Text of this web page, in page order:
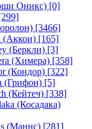
Оникс) [0]
[3466]
(Аккои) [165]
(Беркли) [3]
(Химера) [358]
(Кондор) [322]
(Грифон) [5]
(Кейтеч) [338]
(Косадака)
(Маннс) [281]